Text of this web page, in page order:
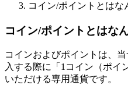
コイン/ポイントとはな
コイン/ポイントとはな
コインおよびポイントは、
入する際に「1コイン（ポイ
いただける専用通貨です。